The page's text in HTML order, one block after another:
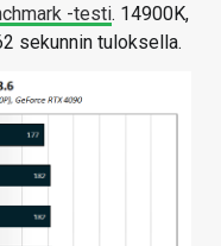
-testi. 14900K,
sekunnin tuloksella.